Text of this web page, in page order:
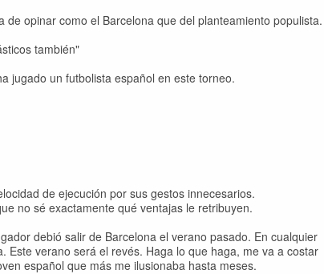
opinar como el Barcelona que del planteamiento populista.
también"
jugado un futbolista español en este torneo.
de ejecución por sus gestos innecesarios.
no sé exactamente qué ventajas le retribuyen.
debió salir de Barcelona el verano pasado. En cualquier
Este verano será el revés. Haga lo que haga, me va a costar
español que más me ilusionaba hasta meses.